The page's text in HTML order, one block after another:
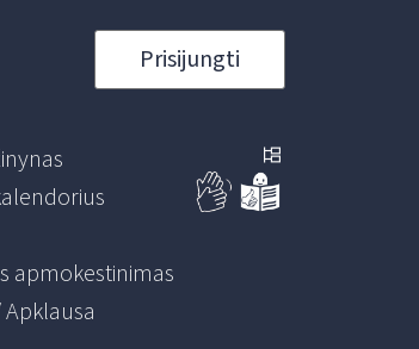
Prisijungti
apmokestinimas